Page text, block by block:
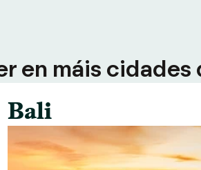
en máis
Bali